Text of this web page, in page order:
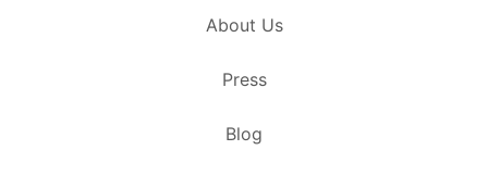
About Us
Press
Blog